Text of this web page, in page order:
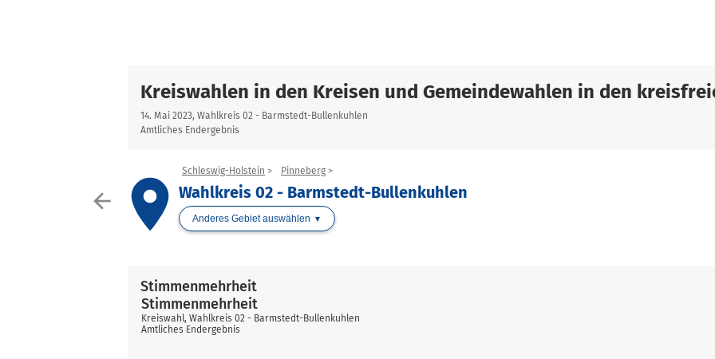
Kreiswahlen in den Kreisen und Gemeindewahlen in den
14. Mai 2023, Wahlkreis 02 - Barmstedt-Bullenkuhlen
Amtliches Endergebnis
arrow_back place
Schleswig-Holstein Pinneberg
Wahlkreis 02 - Barmstedt-Bullenkuhlen
Anderes Gebiet auswählen
Stimmenmehrheit
Stimmenmehrheit
Kreiswahl, Wahlkreis 02 - Barmstedt-Bullenkuhlen
Amtliches Endergebnis